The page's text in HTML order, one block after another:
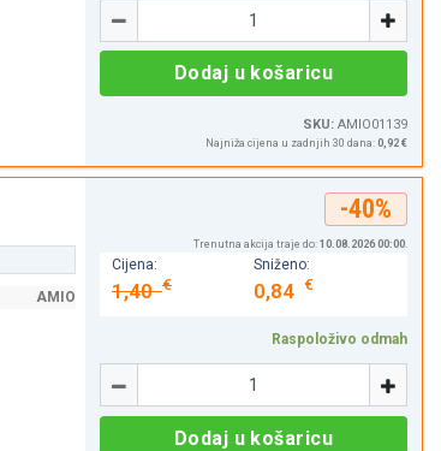
- +
Dodaj u košaricu
SKU:AMIO01139
Najniža cijena u zadnjih 30 dana: 0,92 €
AMIO
-40%
Trenutna akcija traje do: 10.08.2026 00:00.
Cijena:
1,40€
Sniženo:
0,84 €
Raspoloživo odmah
-
Količina
+
Dodaj u košaricu